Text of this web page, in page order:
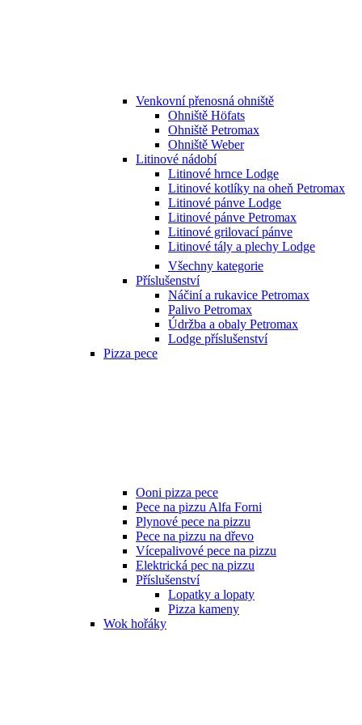
Venkovní přenosná ohniště
Ohniště Höfats
Ohniště Petromax
Ohniště Weber
Litinové nádobí
Litinové hrnce Lodge
Litinové kotlíky na oheň Petromax
Litinové pánve Lodge
Litinové pánve Petromax
Litinové grilovací pánve
Litinové tály a plechy Lodge
Všechny kategorie
Příslušenství
Náčiní a rukavice Petromax
Palivo Petromax
Údržba a obaly Petromax
Lodge příslušenství
Pizza pece
Ooni pizza pece
Pece na pizzu Alfa Forni
Plynové pece na pizzu
Pece na pizzu na dřevo
Vícepalivové pece na pizzu
Elektrická pec na pizzu
Příslušenství
Lopatky a lopaty
Pizza kameny
Wok hořáky